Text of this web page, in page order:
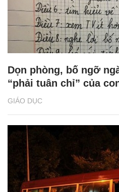
GIÁO DỤC
Dọn phòng, bố ngỡ
“phải tuân chỉ” của